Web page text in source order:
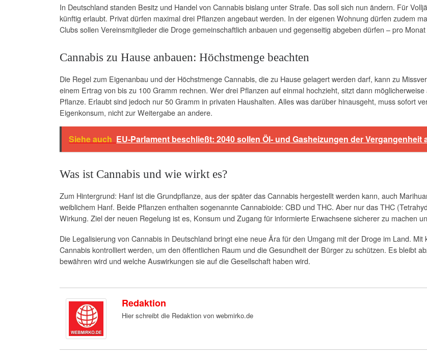
In Deutschland standen Besitz und Handel von Cannabis bislang unter Strafe. Das soll sich nun ändern. Für
künftig erlaubt. Privat dürfen maximal drei Pflanzen angebaut werden. In der eigenen Wohnung dürfen zudem
Clubs sollen Vereinsmitglieder die Droge gemeinschaftlich anbauen und gegenseitig abgeben dürfen – pro
Cannabis zu Hause anbauen: Höchstmenge beachten
Die Regel zum Eigenanbau und der Höchstmenge Cannabis, die zu Hause gelagert werden darf, kann zu
einem Ertrag von bis zu 100 Gramm rechnen. Wer drei Pflanzen auf einmal hochzieht, sitzt dann
Pflanze. Erlaubt sind jedoch nur 50 Gramm in privaten Haushalten. Alles was darüber hinausgeht, muss sofort
Eigenkonsum, nicht zur Weitergabe an andere.
Siehe auch EU-Parlament beschließt: 2040 sollen Öl- und Gasheizungen der Vergangenheit
Was ist Cannabis und wie wirkt es?
Zum Hintergrund: Hanf ist die Grundpflanze, aus der später das Cannabis hergestellt werden kann, auch
weiblichem Hanf. Beide Pflanzen enthalten sogenannte Cannabioide: CBD und THC. Aber nur das THC
Wirkung. Ziel der neuen Regelung ist es, Konsum und Zugang für informierte Erwachsene sicherer zu machen
Die Legalisierung von Cannabis in Deutschland bringt eine neue Ära für den Umgang mit der Droge im Land.
Cannabis kontrolliert werden, um den öffentlichen Raum und die Gesundheit der Bürger zu schützen. Es bleibt
bewähren wird und welche Auswirkungen sie auf die Gesellschaft haben wird.
Redaktion
Hier schreibt die Redaktion von webmirko.de